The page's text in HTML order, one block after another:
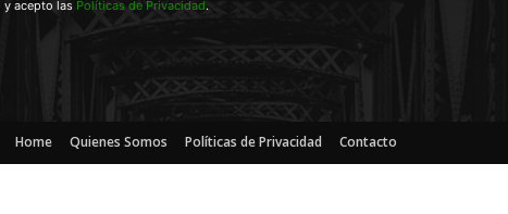
y acepto las Políticas de Privacidad.
Home Quienes Somos Políticas de Privacidad Contacto